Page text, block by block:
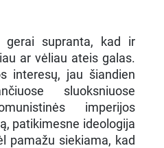
gerai supranta, kad ir
ar vėliau ateis galas.
interesų, jau šiandien
sluoksniuose
imperijos
patikimesne ideologija
pamažu siekiama, kad